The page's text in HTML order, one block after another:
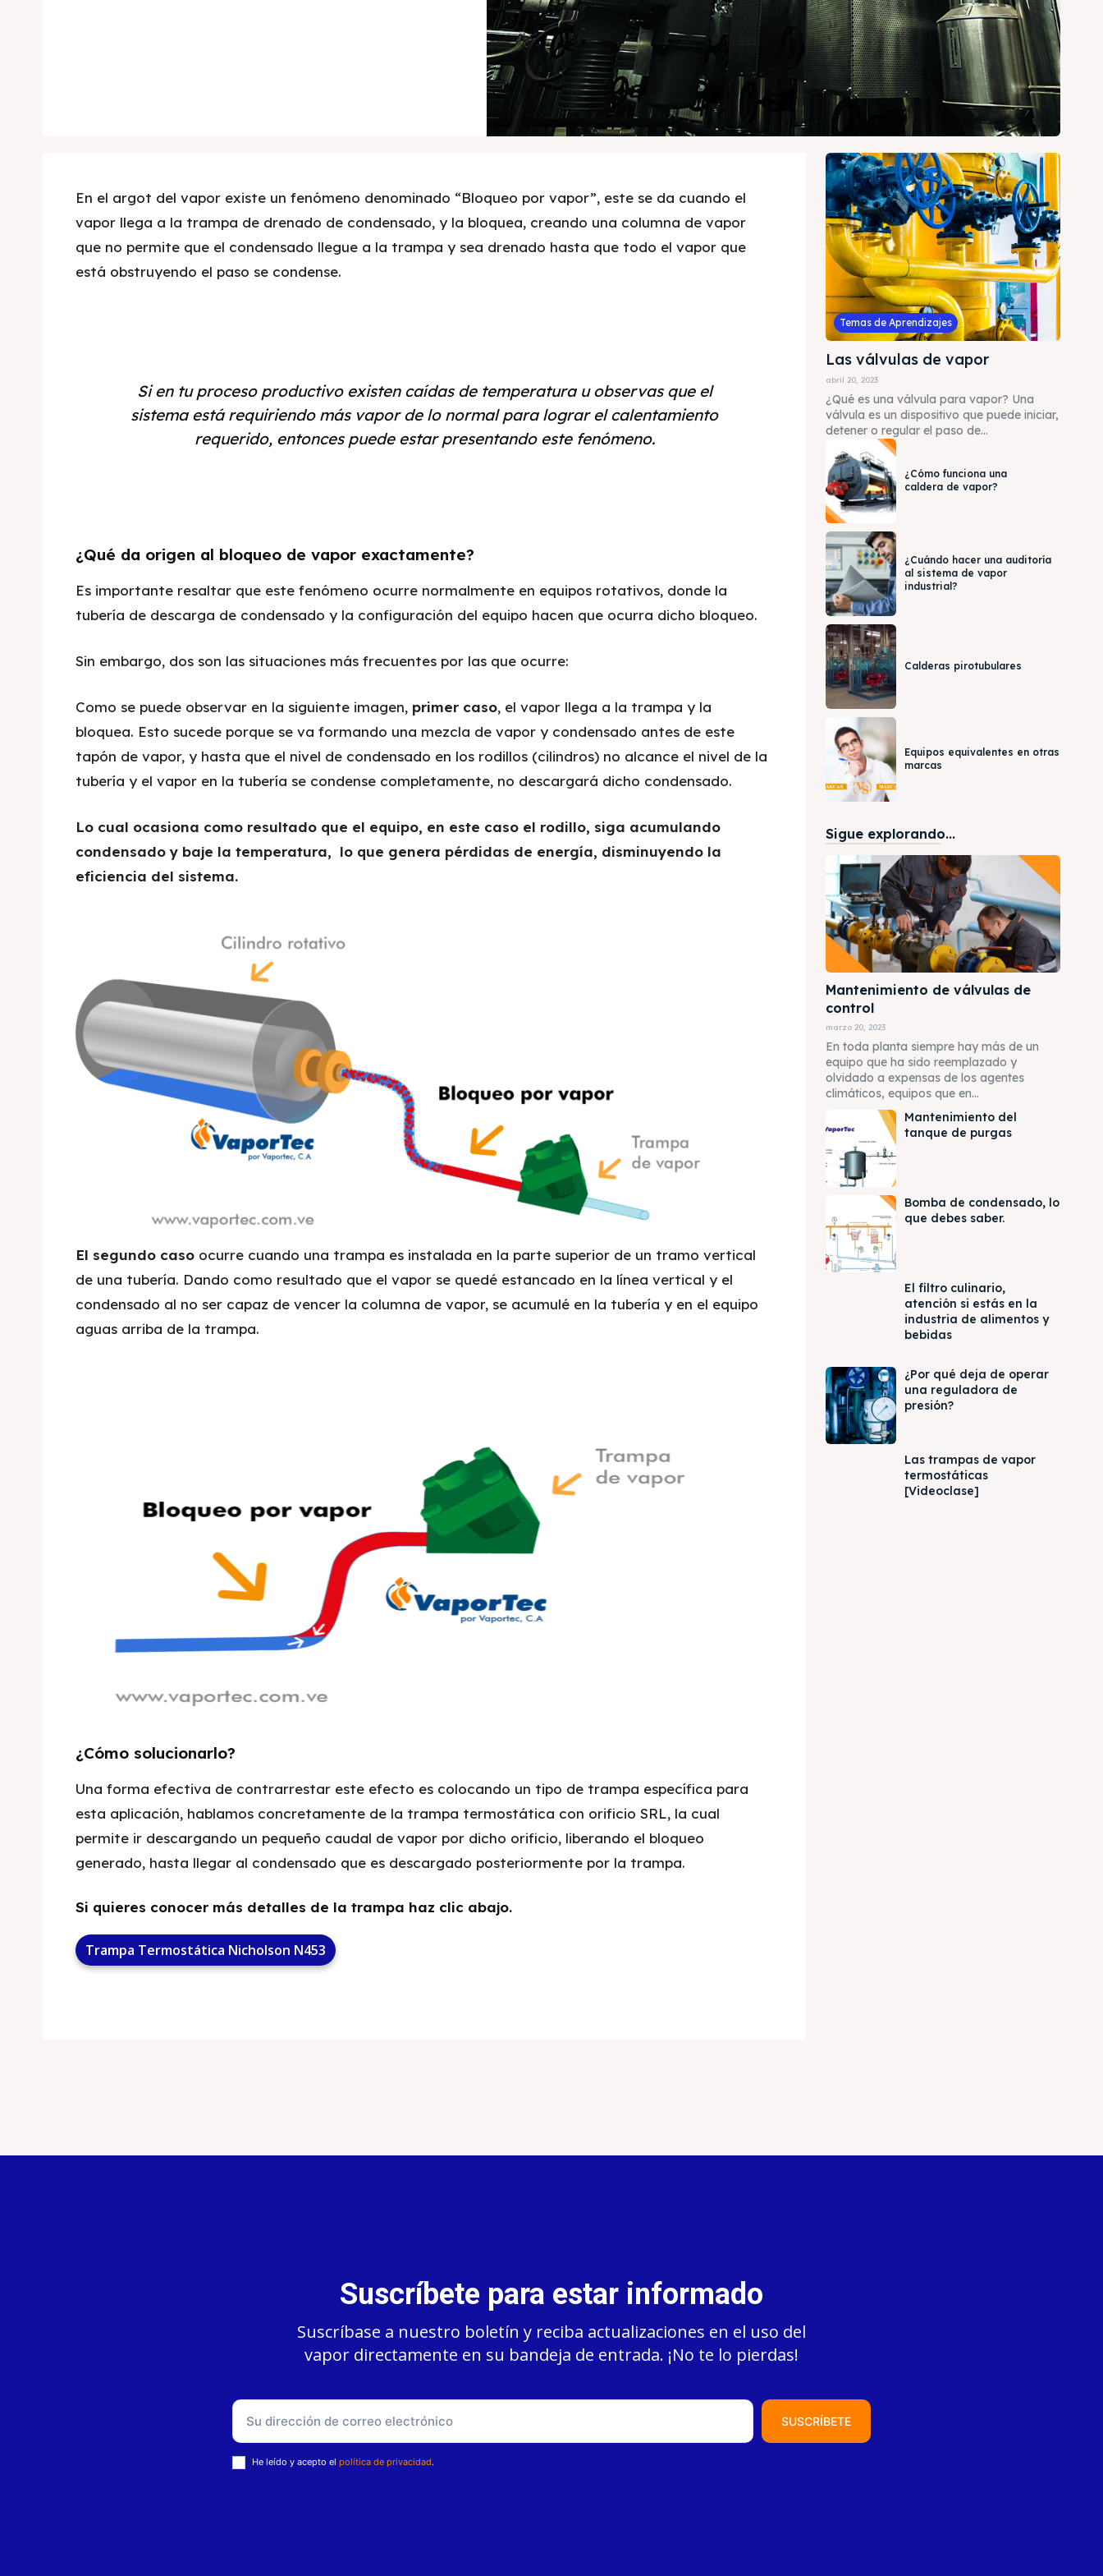
En el argot del vapor existe un fenómeno denominado “Bloqueo por vapor”, este se da cuando el
vapor llega a la trampa de drenado de condensado, y la bloquea, creando una columna de vapor
que no permite que el condensado llegue a la trampa y sea drenado hasta que todo el vapor que
está obstruyendo el paso se condense.
Si en tu proceso productivo existen caídas de temperatura u observas que el
sistema está requiriendo más vapor de lo normal para lograr el calentamiento
requerido, entonces puede estar presentando este fenómeno.
¿Qué da origen al bloqueo de vapor exactamente?
Es importante resaltar que este fenómeno ocurre normalmente en equipos rotativos, donde la
tubería de descarga de condensado y la configuración del equipo hacen que ocurra dicho bloqueo.
Sin embargo, dos son las situaciones más frecuentes por las que ocurre:
Como se puede observar en la siguiente imagen, primer caso, el vapor llega a la trampa y la
bloquea. Esto sucede porque se va formando una mezcla de vapor y condensado antes de este
tapón de vapor, y hasta que el nivel de condensado en los rodillos (cilindros) no alcance el nivel de la
tubería y el vapor en la tubería se condense completamente, no descargará dicho condensado.
Lo cual ocasiona como resultado que el equipo, en este caso el rodillo, siga acumulando
condensado y baje la temperatura, lo que genera pérdidas de energía, disminuyendo la
eficiencia del sistema.
El segundo caso ocurre cuando una trampa es instalada en la parte superior de un tramo vertical
de una tubería. Dando como resultado que el vapor se quedé estancado en la línea vertical y el
condensado al no ser capaz de vencer la columna de vapor, se acumulé en la tubería y en el equipo
aguas arriba de la trampa.
¿Cómo solucionarlo?
Una forma efectiva de contrarrestar este efecto es colocando un tipo de trampa específica para
esta aplicación, hablamos concretamente de la trampa termostática con orificio SRL, la cual
permite ir descargando un pequeño caudal de vapor por dicho orificio, liberando el bloqueo
generado, hasta llegar al condensado que es descargado posteriormente por la trampa.
Si quieres conocer más detalles de la trampa haz clic abajo.
Trampa Termostática Nicholson N453
Temas de Aprendizajes
Las válvulas de vapor
abril 20, 2023
¿Qué es una válvula para vapor? Una
válvula es un dispositivo que puede iniciar,
detener o regular el paso de...
¿Cómo funciona una
caldera de vapor?
¿Cuándo hacer una auditoría
al sistema de vapor
industrial?
Calderas pirotubulares
Equipos equivalentes en otras
marcas
Sigue explorando...
Mantenimiento de válvulas de
control
marzo 20, 2023
En toda planta siempre hay más de un
equipo que ha sido reemplazado y
olvidado a expensas de los agentes
climáticos, equipos que en...
Mantenimiento del
tanque de purgas
Bomba de condensado, lo
que debes saber.
El filtro culinario,
atención si estás en la
industria de alimentos y
bebidas
¿Por qué deja de operar
una reguladora de
presión?
Las trampas de vapor
termostáticas
[Videoclase]
Suscríbete para estar informado
Suscríbase a nuestro boletín y reciba actualizaciones en el uso del
vapor directamente en su bandeja de entrada. ¡No te lo pierdas!
SUSCRÍBETE
He leído y acepto elpolítica de privacidad.